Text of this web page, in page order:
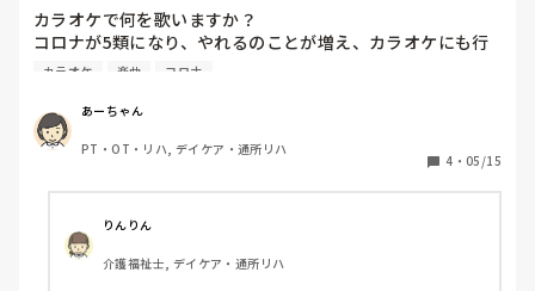
カラオケで何を歌いますか？
コロナが5類になり、やれるのことが増え、カラオケにも行
く機会が増えると思うのですが…
皆さんの十八番はなんですか？
カラオケ 楽曲 コロナ
あーちゃん
PT・OT・リハ, デイケア・通所リハ
4 ・ 05/15
りんりん
介護福祉士, デイケア・通所リハ